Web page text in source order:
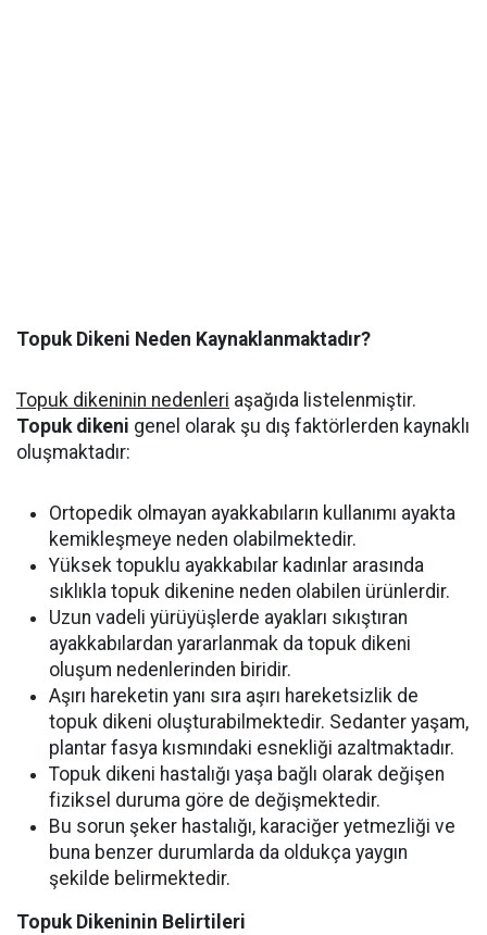
Topuk Dikeni Neden Kaynaklanmaktadır?
Topuk dikeninin nedenleri aşağıda listelenmiştir.
Topuk dikeni genel olarak şu dış faktörlerden kaynaklı
oluşmaktadır:
Ortopedik olmayan ayakkabıların kullanımı ayakta
kemikleşmeye neden olabilmektedir.
Yüksek topuklu ayakkabılar kadınlar arasında
sıklıkla topuk dikenine neden olabilen ürünlerdir.
Uzun vadeli yürüyüşlerde ayakları sıkıştıran
ayakkabılardan yararlanmak da topuk dikeni
oluşum nedenlerinden biridir.
Aşırı hareketin yanı sıra aşırı hareketsizlik de
topuk dikeni oluşturabilmektedir. Sedanter yaşam,
plantar fasya kısmındaki esnekliği azaltmaktadır.
Topuk dikeni hastalığı yaşa bağlı olarak değişen
fiziksel duruma göre de değişmektedir.
Bu sorun şeker hastalığı, karaciğer yetmezliği ve
buna benzer durumlarda da oldukça yaygın
şekilde belirmektedir.
Topuk Dikeninin Belirtileri